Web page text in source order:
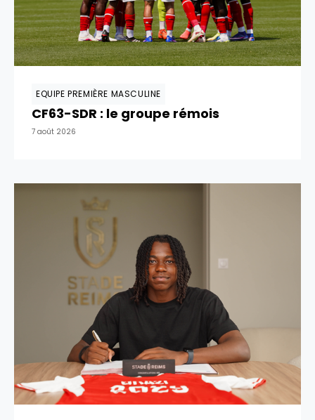
EQUIPE PREMIÈRE MASCULINE
CF63-SDR : le groupe rémois
7 août 2026